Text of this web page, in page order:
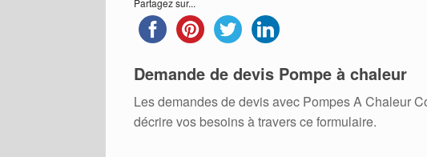
Partagez sur...
Demande de devis Pompe à chaleur
Les demandes de devis avec Pompes A Chaleur
décrire vos besoins à travers ce formulaire.